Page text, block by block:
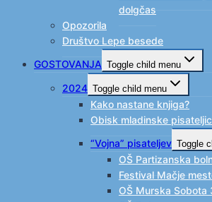
dolgčas
Opozorila
Društvo Lepe besede
GOSTOVANJA Toggle child menu
2024 Toggle child menu
Kako nastane knjiga?
Obisk mladinske
“Vojna” pisateljev Toggle
OŠ Partizanska
Festival Mačje
OŠ Murska Sobota